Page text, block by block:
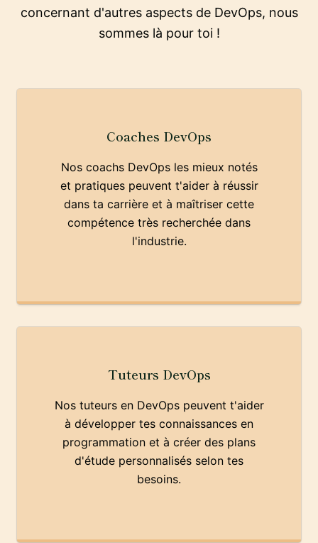
concernant d'autres aspects de DevOps, nous
sommes là pour toi !
Coaches DevOps
Nos coachs DevOps les mieux notés
et pratiques peuvent t'aider à réussir
dans ta carrière et à maîtriser cette
compétence très recherchée dans
l'industrie.
Tuteurs DevOps
Nos tuteurs en DevOps peuvent t'aider
à développer tes connaissances en
programmation et à créer des plans
d'étude personnalisés selon tes
besoins.